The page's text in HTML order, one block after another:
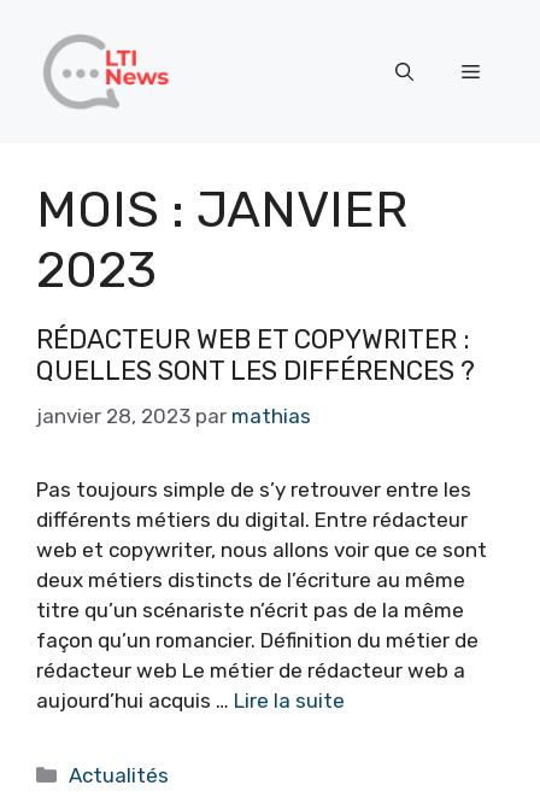
contenu
Menu
MOIS : JANVIER
2023
RÉDACTEUR WEB ET COPYWRITER :
QUELLES SONT LES DIFFÉRENCES ?
janvier 28, 2023 par mathias
Pas toujours simple de s’y retrouver entre les
différents métiers du digital. Entre rédacteur
web et copywriter, nous allons voir que ce sont
deux métiers distincts de l’écriture au même
titre qu’un scénariste n’écrit pas de la même
façon qu’un romancier. Définition du métier de
rédacteur web Le métier de rédacteur web a
aujourd’hui acquis … Lire la suite
Catégories
Actualités